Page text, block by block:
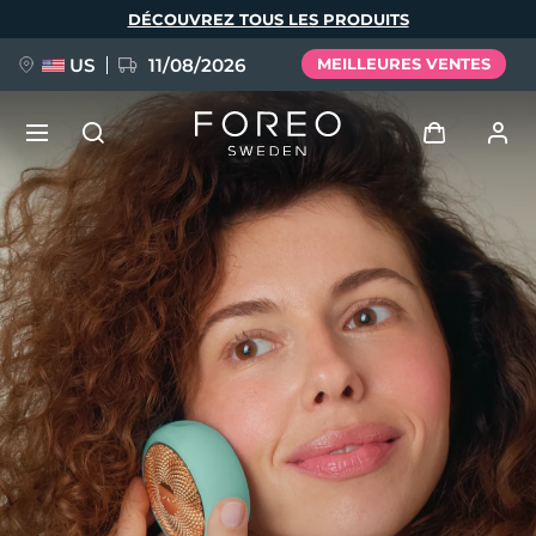
DÉCOUVREZ TOUS LES PRODUITS
US 11/08/2026 MEILLEURES VENTES
Se connecter
Profil de l'utilisateur
Mes appareils
Mes commandes
Mes adresses
Mes abonnements
NOUVEAU
FAQ™ Pure Beauty-Tech Elixir
BREAKING NEWS
issa™ Teeth Whitening Set
Langue
English Deutsch
Español
Français
Italiano
Português
Polski
Svenska
Русский
Türkçe
简体中文 繁體中文